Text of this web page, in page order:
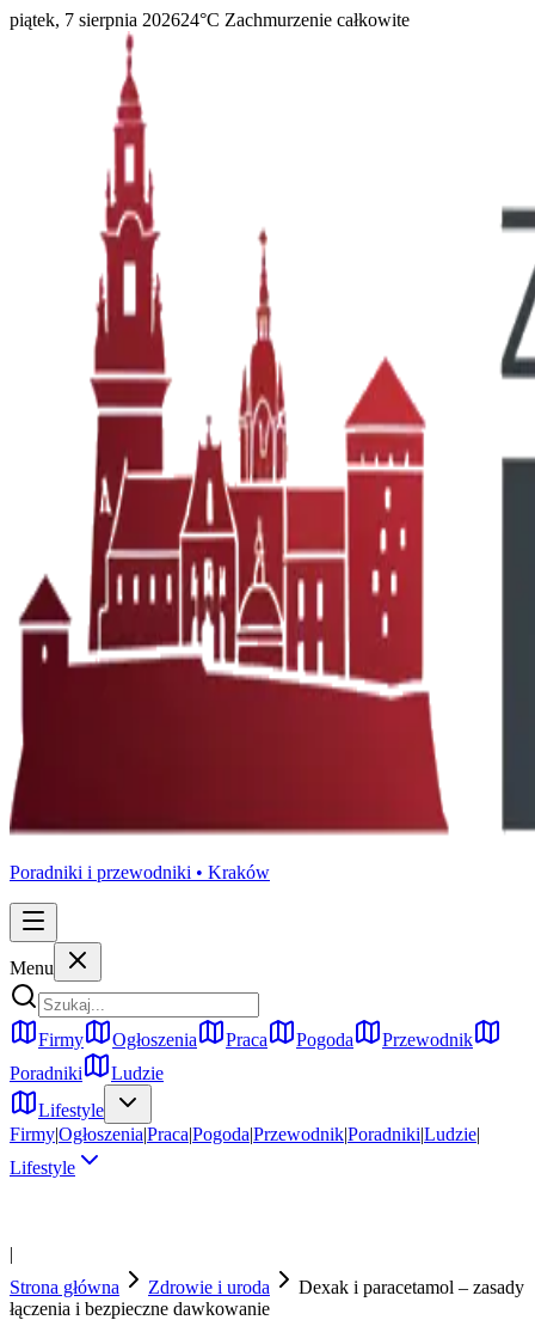
piątek, 7 sierpnia 202624°C Zachmurzenie całkowite
Poradniki i przewodniki • Kraków
Menu
Firmy Ogłoszenia Praca Pogoda
Przewodnik
Poradniki
Ludzie
Lifestyle
Firmy|Ogłoszenia|Praca|Pogoda|Przewodnik|Poradniki|Ludzie|
Lifestyle
|
Strona główna
Zdrowie i uroda
Dexak i paracetamol – zasady
łączenia i bezpieczne dawkowanie